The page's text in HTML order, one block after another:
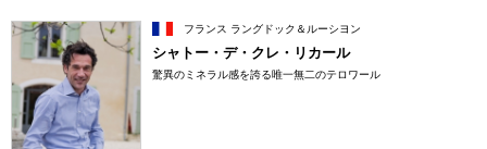
フランス ラングドック＆ルーシヨン
シャトー・デ・クレ・リカール
驚異のミネラル感を誇る唯一無二のテロワール